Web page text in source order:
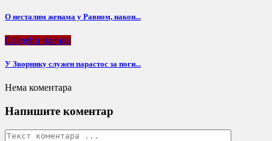
О несталим женама у Равном, након...
Следећи чланак
У Зворнику служен парастос за поги...
Нема коментара
Напишите коментар